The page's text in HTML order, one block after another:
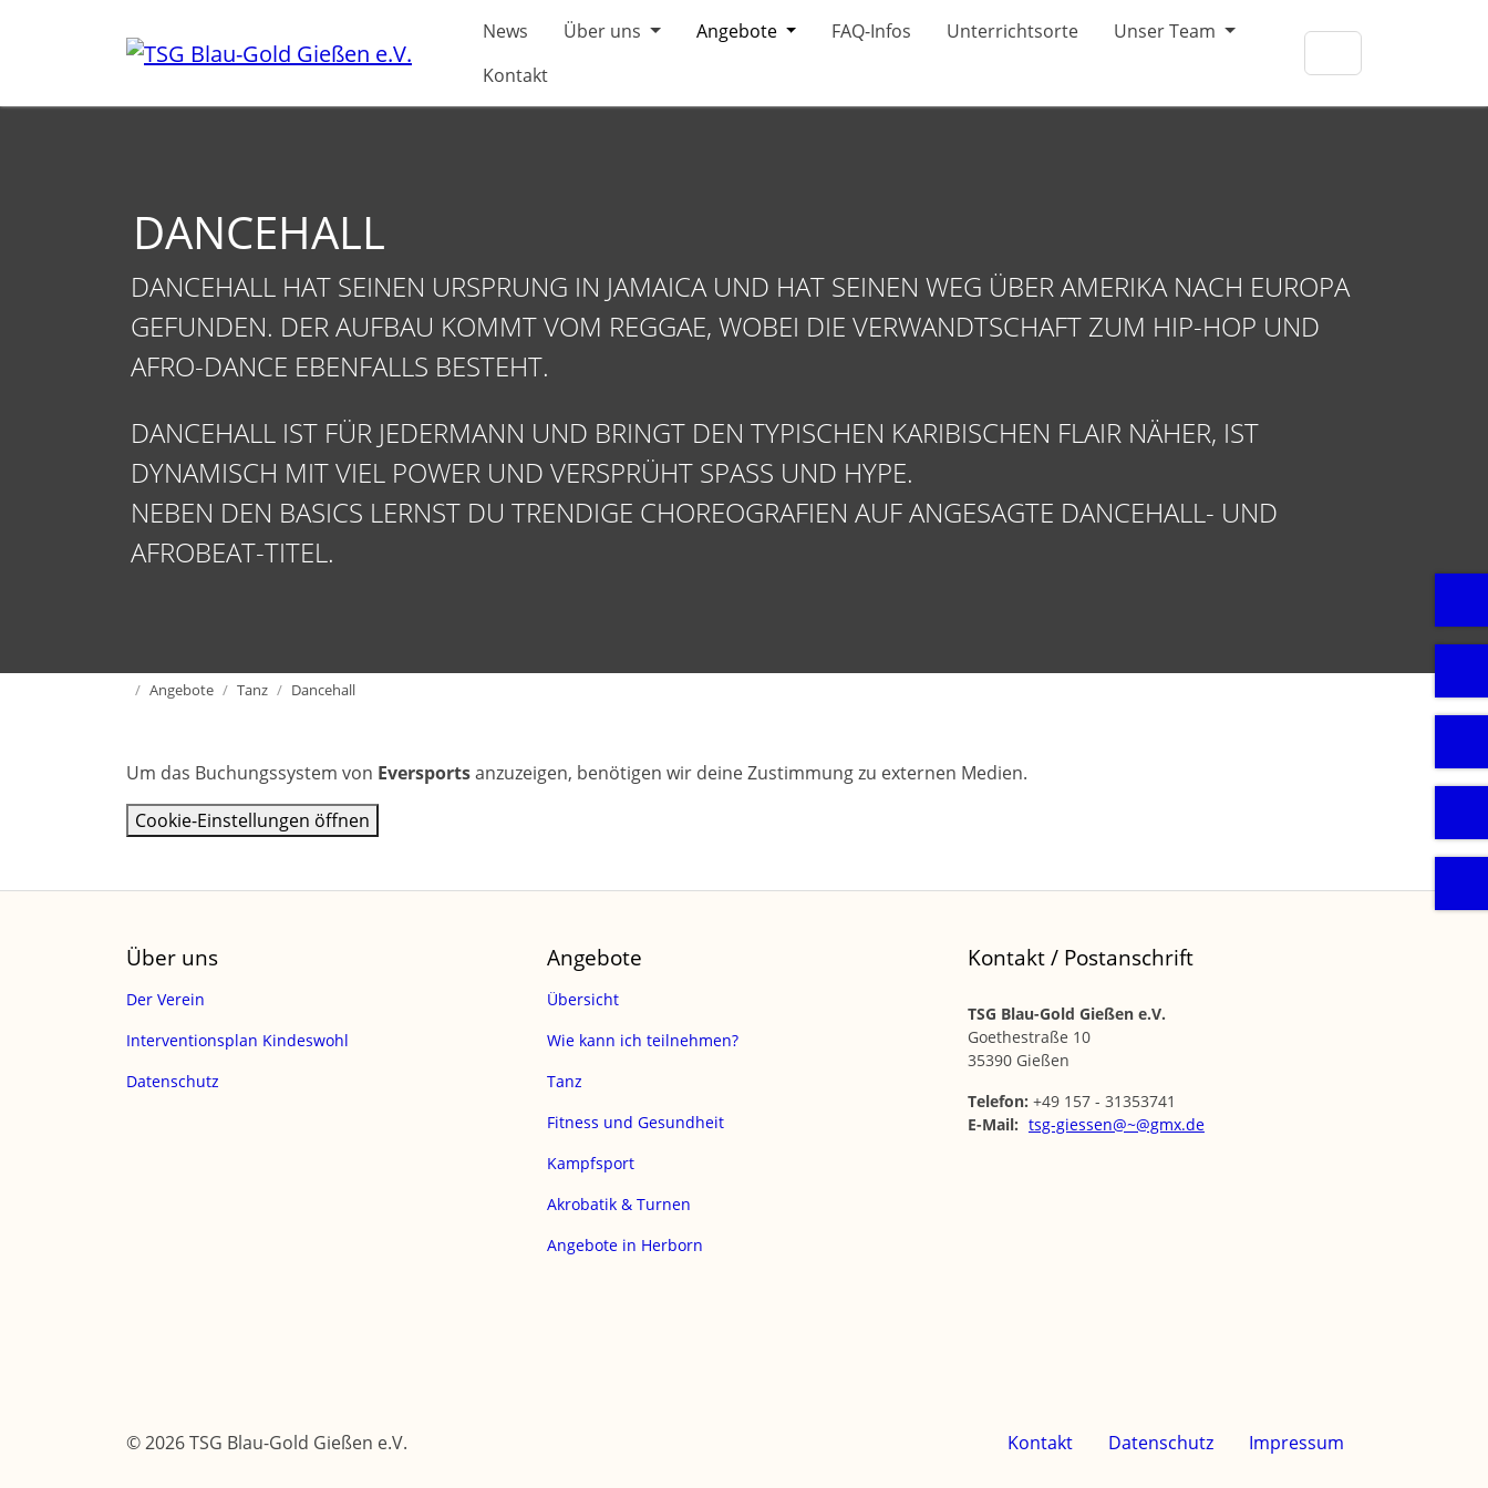
News Über uns Angebote FAQ-Infos Unterrichtsorte
Unser Team
Kontakt
DANCEHALL
DANCEHALL HAT SEINEN URSPRUNG IN JAMAICA UND HAT SEINEN WEG ÜBER AMERIKA NACH EUROPA
GEFUNDEN. DER AUFBAU KOMMT VOM REGGAE, WOBEI DIE VERWANDTSCHAFT ZUM HIP-HOP UND
AFRO-DANCE EBENFALLS BESTEHT.
DANCEHALL IST FÜR JEDERMANN UND BRINGT DEN TYPISCHEN KARIBISCHEN FLAIR NÄHER, IST
DYNAMISCH MIT VIEL POWER UND VERSPRÜHT SPASS UND HYPE.
NEBEN DEN BASICS LERNST DU TRENDIGE CHOREOGRAFIEN AUF ANGESAGTE DANCEHALL- UND
AFROBEAT-TITEL.
HomeAngebote Tanz Dancehall
Um das Buchungssystem von Eversportsanzuzeigen, benötigen wir deine Zustimmung zu externen Medien.
Cookie-Einstellungen öffnen
Über uns
Der Verein
Interventionsplan Kindeswohl
Datenschutz
Angebote
Übersicht
Wie kann ich teilnehmen?
Tanz
Fitness und Gesundheit
Kampfsport
Akrobatik & Turnen
Angebote in Herborn
Kontakt / Postanschrift
TSG Blau-Gold Gießen e.V.
Goethestraße 10
35390 Gießen
Telefon: +49 157 - 31353741
E-Mail: tsg-giessen@~@gmx.de
© 2026 TSG Blau-Gold Gießen e.V. Kontakt Datenschutz Impressum